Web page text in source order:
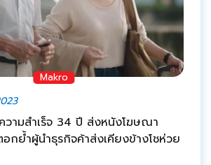
Makro
วามสำเร็จ 34 ปี ส่งหนังโฆษณา
ย้ำผู้นำธุรกิจค้าส่งเคียงข้างโชห่วย